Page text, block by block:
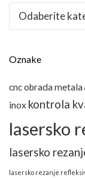
Kategorije
Oznake
cnc obrada metala
inox kontrola
lasersko
lasersko
lasersko rezanje